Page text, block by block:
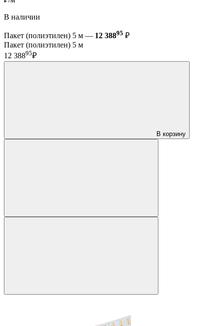
В наличии
Пакет (полиэтилен) 5 м — 12 38895 ₽
Пакет (полиэтилен) 5 м
12 38895₽
В корзину